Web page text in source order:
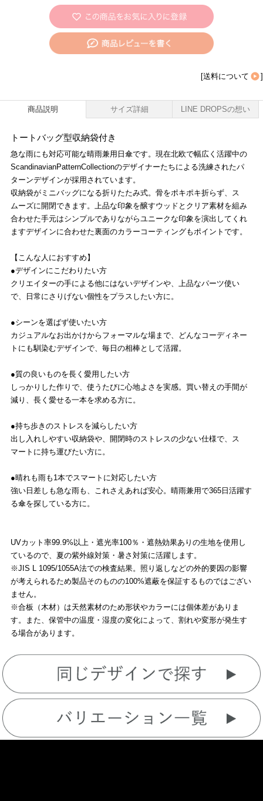
[送料について ]
商品説明 サイズ詳細 LINE DROPSの想い
トートバッグ型収納袋付き
急な雨にも対応可能な晴雨兼用日傘です。現在北欧で幅広く活躍中の
ScandinavianPatternCollectionのデザイナーたちによる洗練されたパ
ターンデザインが採用されています。
収納袋がミニバッグになる折りたたみ式。骨をポキポキ折らず、ス
ムーズに開閉できます。上品な印象を醸すウッドとクリア素材を組み
合わせた手元はシンプルでありながらユニークな印象を演出してくれ
ますデザインに合わせた裏面のカラーコーティングもポイントです。
【こんな人におすすめ】
●デザインにこだわりたい方
クリエイターの手による他にはないデザインや、上品なパーツ使い
で、日常にさりげない個性をプラスしたい方に。
●シーンを選ばず使いたい方
カジュアルなお出かけからフォーマルな場まで、どんなコーディネー
トにも馴染むデザインで、毎日の相棒として活躍。
●質の良いものを長く愛用したい方
しっかりした作りで、使うたびに心地よさを実感。買い替えの手間が
減り、長く愛せる一本を求める方に。
●持ち歩きのストレスを減らしたい方
出し入れしやすい収納袋や、開閉時のストレスの少ない仕様で、ス
マートに持ち運びたい方に。
●晴れも雨も1本でスマートに対応したい方
強い日差しも急な雨も、これさえあれば安心。晴雨兼用で365日活躍す
る傘を探している方に。
UVカット率99.9%以上・遮光率100％・遮熱効果ありの生地を使用し
ているので、夏の紫外線対策・暑さ対策に活躍します。
※JIS L 1095/1055A法での検査結果。照り返しなどの外的要因の影響
が考えられるため製品そのものの100%遮蔽を保証するものではござい
ません。
※合板（木材）は天然素材のため形状やカラーには個体差がありま
す。また、保管中の温度・湿度の変化によって、割れや変形が発生す
る場合があります。